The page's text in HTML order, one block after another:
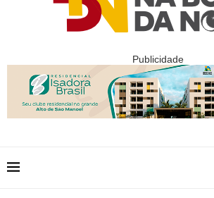
Publicidade